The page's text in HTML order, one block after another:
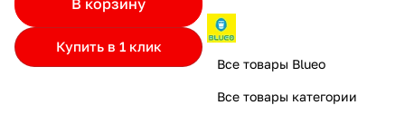
Купить в 1 клик
и Первого взноса (в случае необходимости)
Если лимит ниже стоимости товара, недостающую
сумму нужно внести Первым взносом
4. Иметь достаточно средств для внесения первой части платежа
Все товары Blueo
Все товары категории